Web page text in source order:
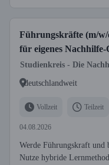
Führungskräfte (m/w/
für eigenes Nachhilfe-
Studienkreis - Die
deutschlandweit
Vollzeit Teilzeit
04.08.2026
Werde Führungskraft und
Nutze hybride